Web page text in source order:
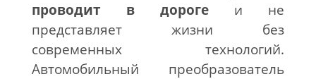
проводит в дороге и не
представляет жизни без
современных технологий.
Автомобильный преобразователь